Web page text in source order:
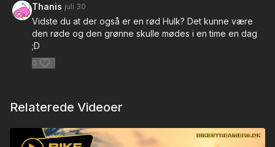
Thanis juli 30
Vidste du at der også er en rød Hulk? Det kunne være
den røde og den grønne skulle mødes i en time en dag
;D
0
Relaterede Videoer